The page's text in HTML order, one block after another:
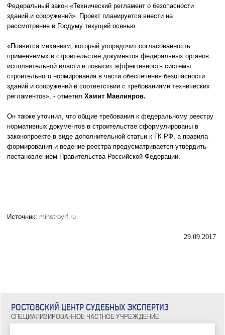
Федеральный закон «Технический регламент о безопасности
зданий и сооружений». Проект планируется внести на
рассмотрение в Госдуму текущей осенью.
«Появится механизм, который упорядочит согласованность
применяемых в строительстве документов федеральных органов
исполнительной власти и повысит эффективность системы
строительного нормирования в части обеспечения безопасности
зданий и сооружений в соответствии с требованиями технических
регламентов», - отметил Хамит Мавлияров.
Он также уточнил, что общие требования к федеральному реестру
нормативных документов в строительстве сформулированы в
законопроекте в виде дополнительной статьи к ГК РФ, а правила
формирования и ведение реестра предусматривается утвердить
постановлением Правительства Российской Федерации.
Источник: minstroyrf.ru
29.09.2017
РОСТОВСКИЙ ЦЕНТР СУДЕБНЫХ ЭКСПЕРТИЗ
СПЕЦИАЛИЗИРОВАННОЕ ЧАСТНОЕ УЧРЕЖДЕНИЕ